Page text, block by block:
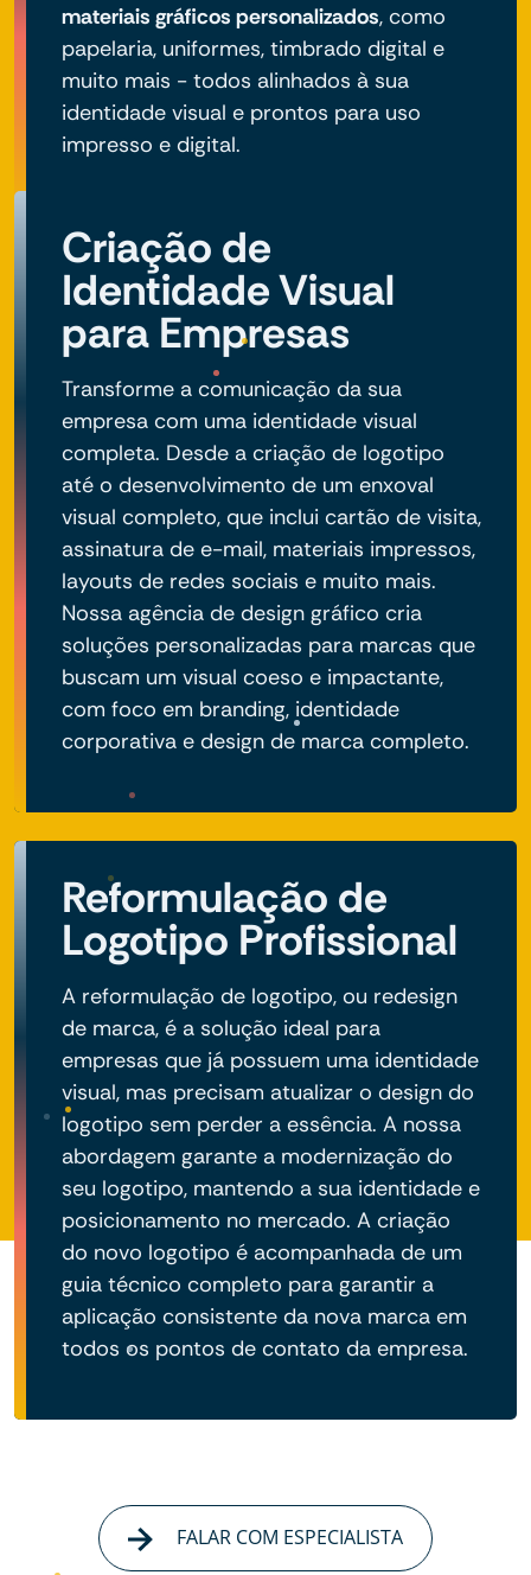
materiais gráficos personalizados, como
papelaria, uniformes, timbrado digital e
muito mais - todos alinhados à sua
identidade visual e prontos para uso
impresso e digital.
Criação de
Identidade Visual
para Empresas
Transforme a comunicação da sua
empresa com uma identidade visual
completa. Desde a criação de logotipo
até o desenvolvimento de um enxoval
visual completo, que inclui cartão de visita,
assinatura de e-mail, materiais impressos,
layouts de redes sociais e muito mais.
Nossa agência de design gráfico cria
soluções personalizadas para marcas que
buscam um visual coeso e impactante,
com foco em branding, identidade
corporativa e design de marca completo.
Reformulação de
Logotipo Profissional
A reformulação de logotipo, ou redesign
de marca, é a solução ideal para
empresas que já possuem uma identidade
visual, mas precisam atualizar o design do
logotipo sem perder a essência. A nossa
abordagem garante a modernização do
seu logotipo, mantendo a sua identidade e
posicionamento no mercado. A criação
do novo logotipo é acompanhada de um
guia técnico completo para garantir a
aplicação consistente da nova marca em
todos os pontos de contato da empresa.
FALAR COM ESPECIALISTA